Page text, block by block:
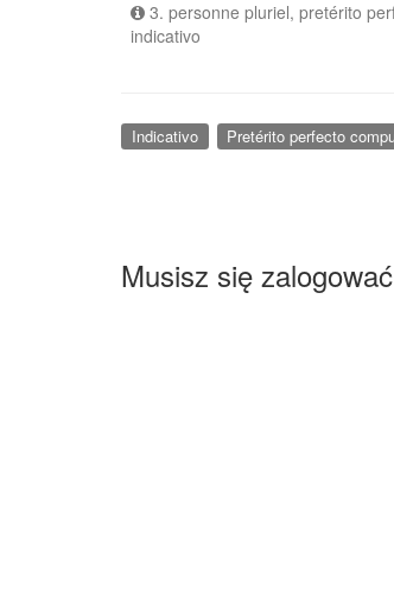
3. personne pluriel, pretérito
indicativo
Indicativo Pretérito perfecto
Musisz się